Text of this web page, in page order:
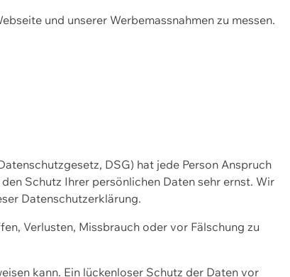
und unserer Werbemassnahmen zu messen.
DSG) hat jede Person Anspruch
Schutz Ihrer persönlichen Daten sehr ernst. Wir
Datenschutzerklärung.
Verlusten, Missbrauch oder vor Fälschung zu
kann. Ein lückenloser Schutz der Daten vor